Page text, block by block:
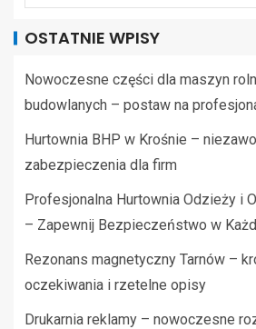
OSTATNIE WPISY
Nowoczesne części dla maszyn
budowlanych – postaw na
Hurtownia BHP w Krośnie –
zabezpieczenia dla firm
Profesjonalna Hurtownia Odzieży i
– Zapewnij Bezpieczeństwo w
Rezonans magnetyczny Tarnów –
oczekiwania i rzetelne opisy
Drukarnia reklamy – nowoczesne